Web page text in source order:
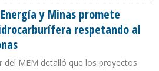
y Minas promete
respetando al
del MEM detalló que los proyectos